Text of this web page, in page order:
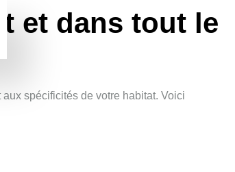
et dans tout le
spécificités de votre habitat. Voici